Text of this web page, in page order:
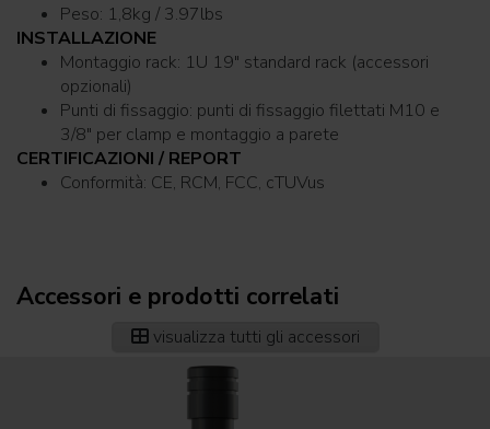
Peso: 1,8kg / 3.97lbs
INSTALLAZIONE
Montaggio rack: 1U 19" standard rack (accessori
opzionali)
Punti di fissaggio: punti di fissaggio filettati M10 e
3/8" per clamp e montaggio a parete
CERTIFICAZIONI / REPORT
Conformità: CE, RCM, FCC, cTUVus
Accessori e prodotti correlati
visualizza tutti gli accessori